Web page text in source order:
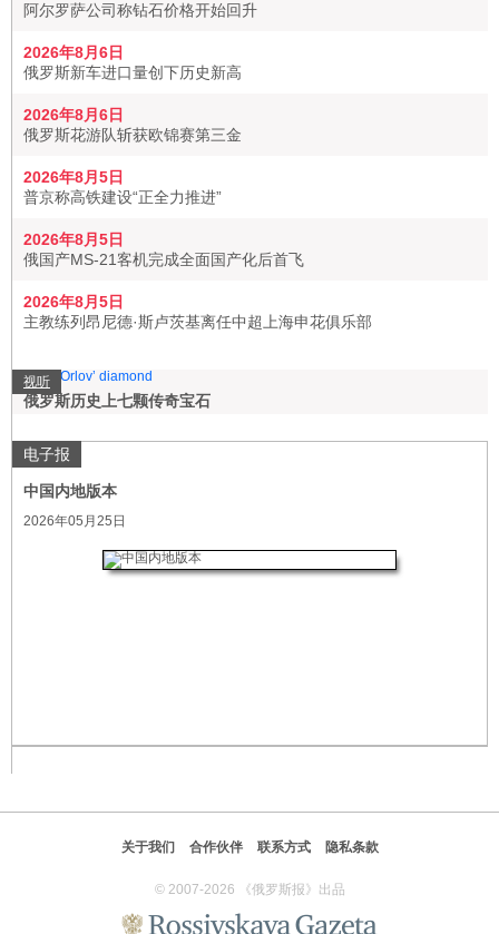
阿尔罗萨公司称钻石价格开始回升
2026年8月6日
俄罗斯新车进口量创下历史新高
2026年8月6日
俄罗斯花游队斩获欧锦赛第三金
2026年8月5日
普京称高铁建设“正全力推进”
2026年8月5日
俄国产MS-21客机完成全面国产化后首飞
2026年8月5日
主教练列昂尼德·斯卢茨基离任中超上海申花俱乐部
视听
俄罗斯历史上七颗传奇宝石
电子报
中国内地版本
2026年05月25日
关于我们 合作伙伴 联系方式 隐私条款
© 2007-2026 《俄罗斯报》出品